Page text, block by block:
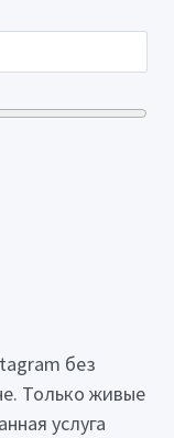
без
Только живые
услуга